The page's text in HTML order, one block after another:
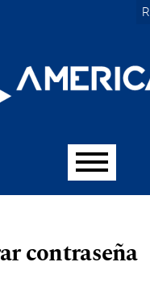
principal
del sitio
El idioma actual es:
administración
contraseña